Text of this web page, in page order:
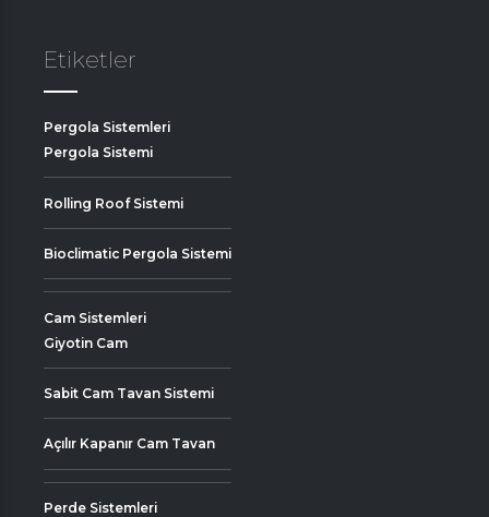
Etiketler
Pergola Sistemleri
Pergola Sistemi
Rolling Roof Sistemi
Bioclimatic Pergola Sistemi
Cam Sistemleri
Giyotin Cam
Sabit Cam Tavan Sistemi
Açılır Kapanır Cam Tavan
Perde Sistemleri